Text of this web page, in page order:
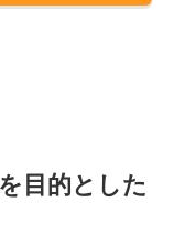
目的とした